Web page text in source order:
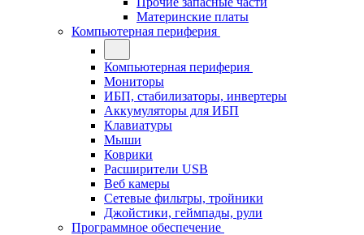
Материнские платы
Компьютерная периферия
Компьютерная периферия
Мониторы
ИБП, стабилизаторы, инвертеры
Аккумуляторы для ИБП
Клавиатуры
Мыши
Коврики
Расширители USB
Веб камеры
Сетевые фильтры, тройники
Джойстики, геймпады, рули
Программное обеспечение